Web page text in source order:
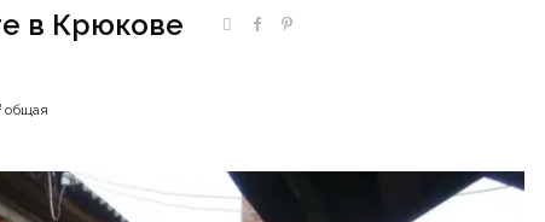
в Крюкове
общая